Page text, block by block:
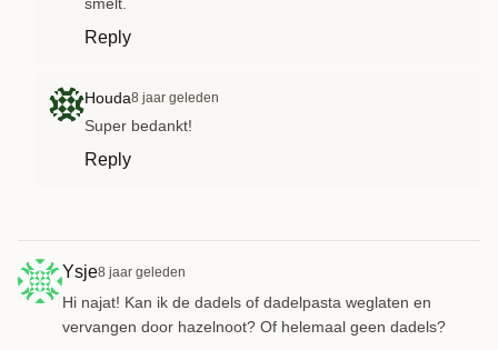
Reply
Houda8 jaar geleden
Super bedankt!
Reply
Ysje8 jaar geleden
Hi najat! Kan ik de dadels of dadelpasta weglaten en
vervangen door hazelnoot? Of helemaal geen dadels?